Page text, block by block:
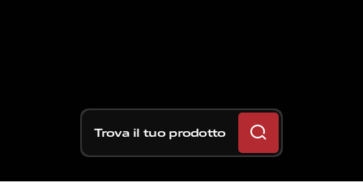
Trova il tuo prodotto